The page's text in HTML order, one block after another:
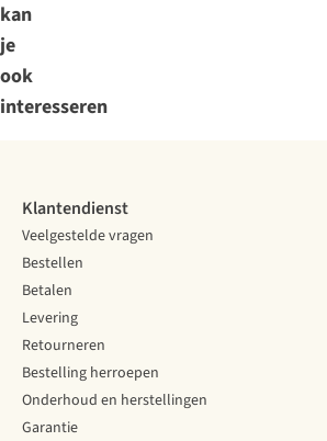
kan
je
ook
interesseren
Klantendienst
Veelgestelde vragen
Bestellen
Betalen
Levering
Retourneren
Bestelling herroepen
Onderhoud en herstellingen
Garantie